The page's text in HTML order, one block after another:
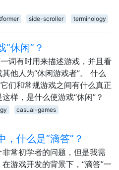
side-scroller terminology
“休闲”？
词有时用来描述游戏，并且看
他人为“休闲游戏者”。 什么
们和常规游戏之间有什么真正
样，是什么使游戏“休闲”？
casual-games
，什么是“滴答”？
常初学者的问题，但是我需
游戏开发的背景下，“滴答”一